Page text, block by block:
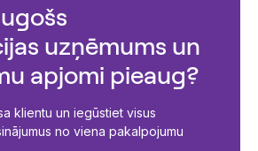
uzņēmums un
apjomi pieaug?
klientu un iegūstiet visus
no viena pakalpojumu